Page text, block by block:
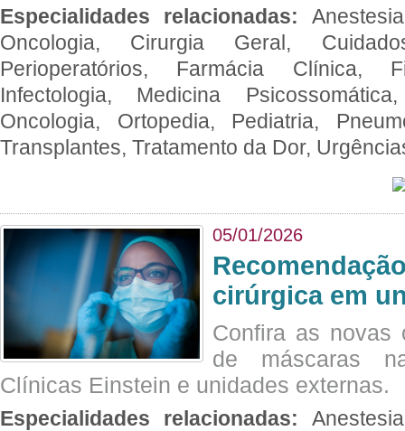
Especialidades relacionadas:
Oncologia, Cirurgia Geral,
Perioperatórios, Farmácia Clínica,
Infectologia, Medicina
Oncologia, Ortopedia, Pediatria,
Transplantes, Tratamento da Dor,
05/01/2026
cirúrgica em
Confira as novas
de máscaras
Clínicas Einstein e unidades externas.
Especialidades relacionadas: